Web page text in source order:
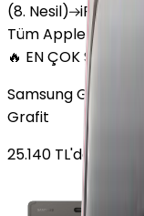
(8. Nesil) iPad Air
Tüm Apple
🔥 EN ÇOK SATAN
Samsung Galaxy
Grafit
25.140 TL'den